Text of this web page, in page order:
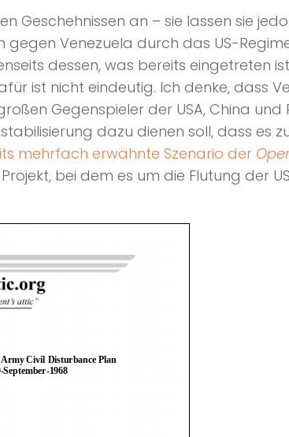
Geschehnissen an – sie lassen sie
Venezuela durch das US-
dessen, was bereits eingetreten
ist nicht eindeutig. Ich denke, dass
Gegenspieler der USA, China und
dazu dienen soll, dass es
mehrfach erwähnte Szenario der
bei dem es um die Flutung der